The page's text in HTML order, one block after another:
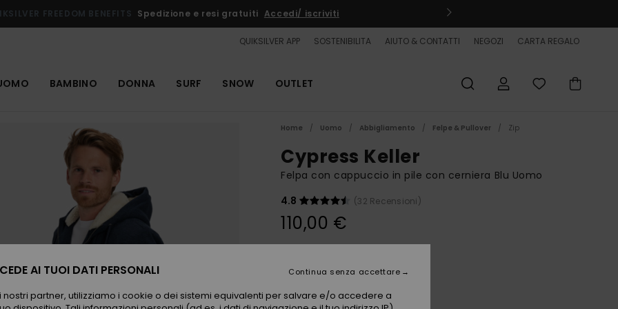
FREEDOM BENEFITS Spedizione e resi gratuiti Accedi/ iscriviti
QUIKSILVER APP SOSTENIBILITA AIUTO & CONTATTI NEGOZI CARTA REGALO
BAMBINO DONNA SURF SNOW OUTLET
Home Uomo Abbigliamento Felpe & Pullover Zip
Cypress Keller
Felpa con cappuccio in pile con cerniera Blu Uomo
4.8
(32 Recensioni)
110,00 €
AI TUOI DATI PERSONALI
partner, utilizziamo i cookie o dei sistemi equivalenti per salvare e/o accedere a
Continua senza accettare